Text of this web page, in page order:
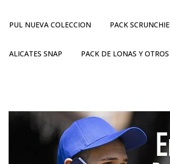
PUL NUEVA COLECCION PACK
ALICATES SNAP PACK DE LONAS Y OTROS